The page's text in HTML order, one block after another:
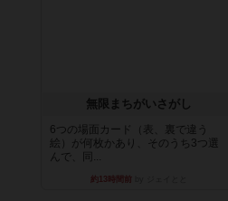
無限まちがいさがし
6つの場面カード（表、裏で違う
絵）が何枚かあり、そのうち3つ選
んで、同...
約13時間前